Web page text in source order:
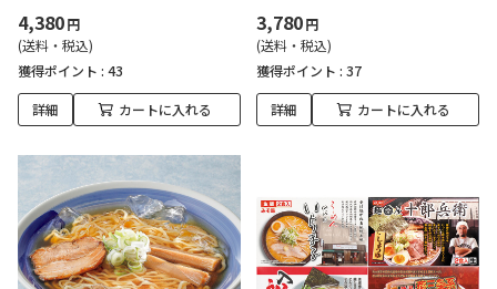
4,380円
(送料・税込)
獲得ポイント : 43
詳細 カートに入れる
3,780円
(送料・税込)
獲得ポイント : 37
詳細 カートに入れる